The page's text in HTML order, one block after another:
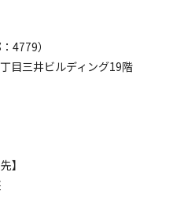
4779）
目三井ビルディング19階
】